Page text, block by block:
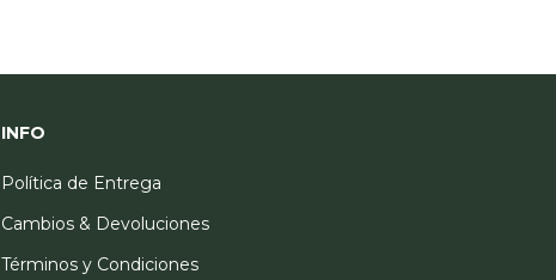
INFO
Política de Entrega
Cambios & Devoluciones
Términos y Condiciones